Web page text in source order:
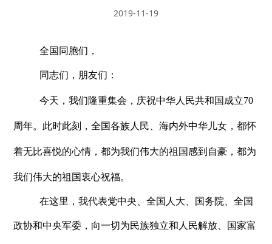
2019-11-19
全国同胞们，
同志们，朋友们：
今天，我们隆重集会，庆祝中华人民共和国成立70
周年。此时此刻，全国各族人民、海内外中华儿女，都怀
着无比喜悦的心情，都为我们伟大的祖国感到自豪，都为
我们伟大的祖国衷心祝福。
在这里，我代表党中央、全国人大、国务院、全国
政协和中央军委，向一切为民族独立和人民解放、国家富